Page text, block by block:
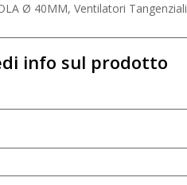
Ø 40MM, Ventilatori Tangenziali
info sul prodotto